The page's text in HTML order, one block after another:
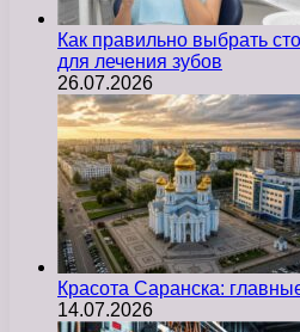
Как правильно выбрать
для лечения зубов
26.07.2026
Красота Саранска:
14.07.2026